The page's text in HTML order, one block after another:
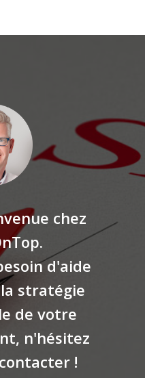
chez
d'aide
stratégie
de votre
n'hésitez
!